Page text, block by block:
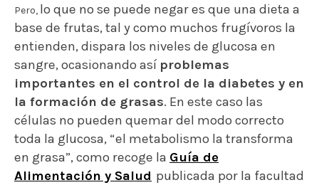
Pero, lo que no se puede negar es que una dieta a
base de frutas, tal y como muchos frugívoros la
entienden, dispara los niveles de glucosa en
sangre, ocasionando así problemas
importantes en el control de la diabetes y en
la formación de grasas. En este caso las
células no pueden quemar del modo correcto
toda la glucosa, “el metabolismo la transforma
en grasa”, como recoge la Guía de
Alimentación y Salud publicada por la facultad